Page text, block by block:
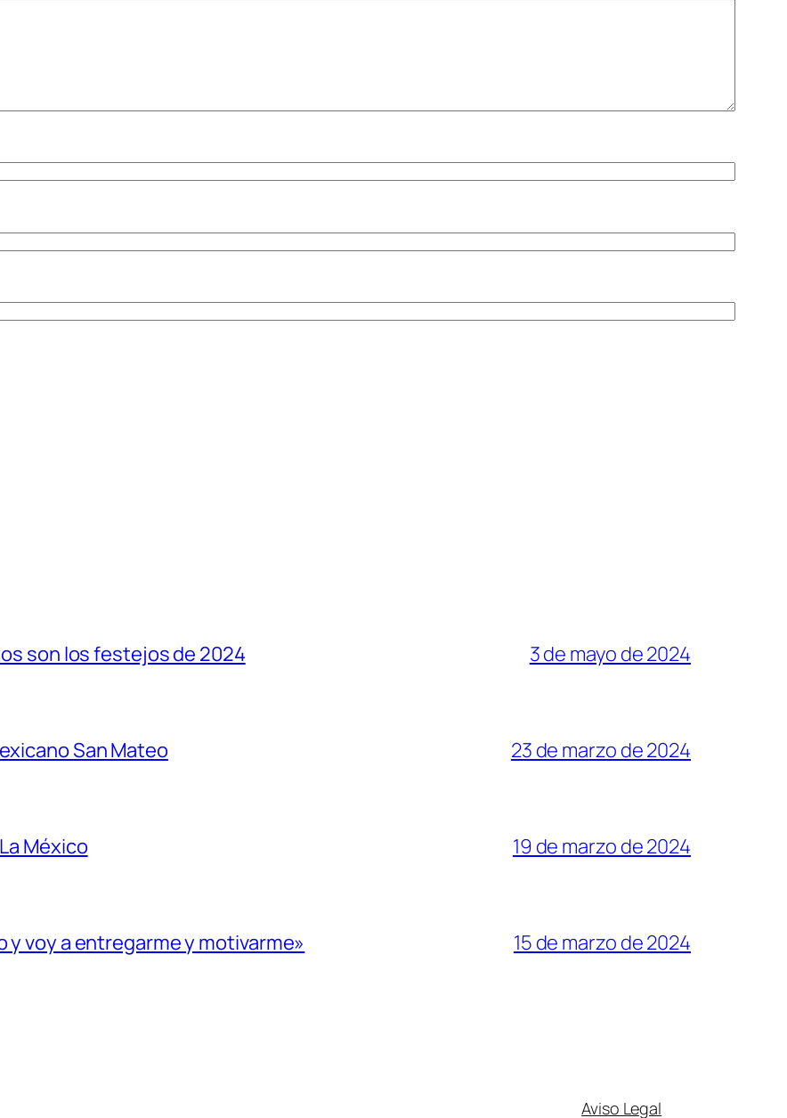
son los festejos de 2024 3 de mayo de 2024
San Mateo 23 de marzo de 2024
México 19 de marzo de 2024
voy a entregarme y motivarme» 15 de marzo de 2024
Aviso Legal